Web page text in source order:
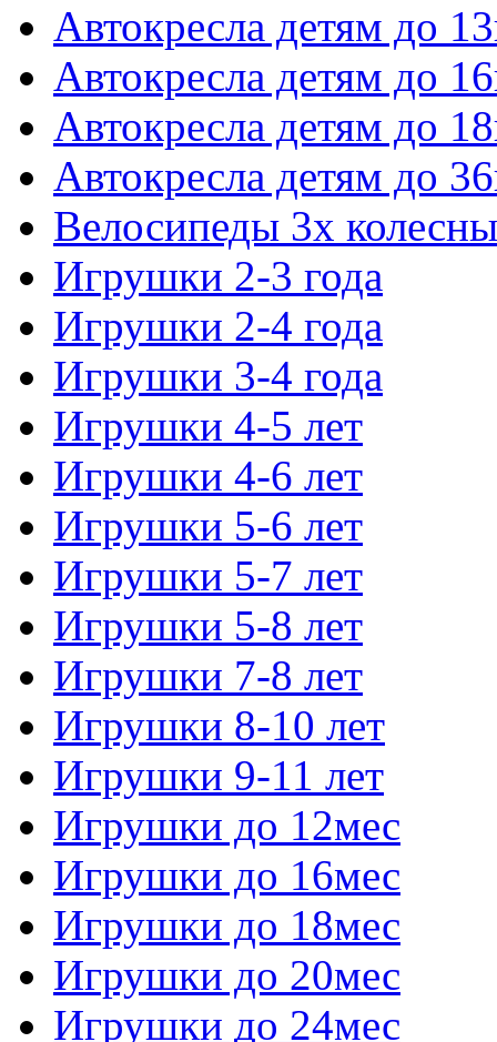
Автокресла детям до
Автокресла детям до
Автокресла детям до
Автокресла детям до
Велосипеды 3х
Игрушки 2-3 года
Игрушки 2-4 года
Игрушки 3-4 года
Игрушки 4-5 лет
Игрушки 4-6 лет
Игрушки 5-6 лет
Игрушки 5-7 лет
Игрушки 5-8 лет
Игрушки 7-8 лет
Игрушки 8-10 лет
Игрушки 9-11 лет
Игрушки до 12мес
Игрушки до 16мес
Игрушки до 18мес
Игрушки до 20мес
Игрушки до 24мес